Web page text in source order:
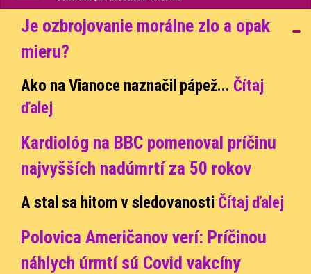
Centrum pre bioetickú
reformu
Je ozbrojovanie morálne zlo a opak
mieru?
Ako na Vianoce naznačil pápež... Čítaj
ďalej
Kardiológ na BBC pomenoval príčinu
najvyšších nadúmrtí za 50 rokov
A stal sa hitom v sledovanosti Čítaj ďalej
Polovica Američanov verí: Príčinou
náhlych úrmtí sú Covid vakcíny